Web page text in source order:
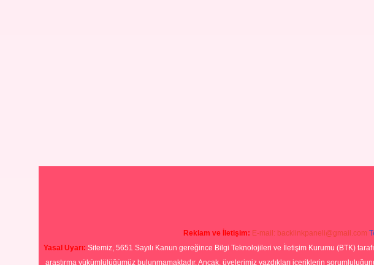
Reklam ve İletişim: E-mail: backlinkpaneli@gmail.com
Yasal Uyarı: Sitemiz, 5651 Sayılı Kanun gereğince Bilgi Teknolojileri ve İletişim Kurumu (BTK)
araştırma yükümlülüğümüz bulunmamaktadır. Ancak, üyelerimiz yazdıkları içeriklerin